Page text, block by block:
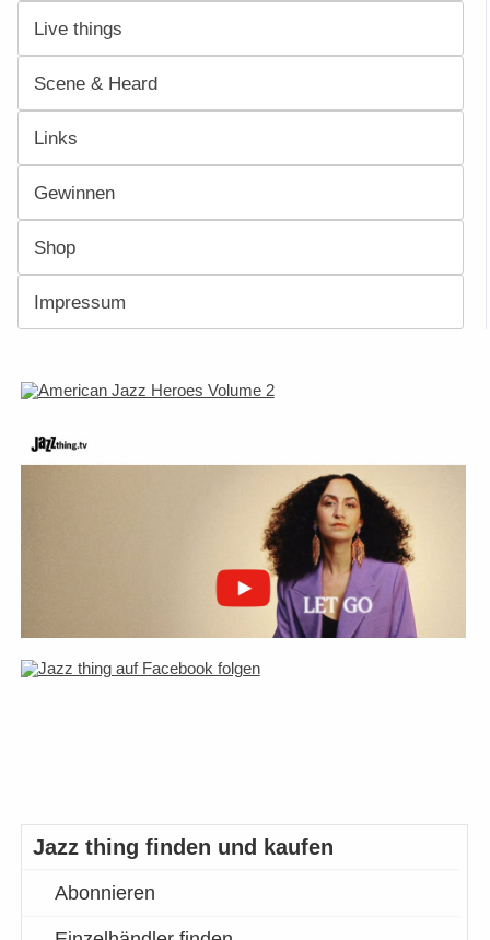
Live things
Scene & Heard
Links
Gewinnen
Shop
Impressum
Jazz thing finden und kaufen
Abonnieren